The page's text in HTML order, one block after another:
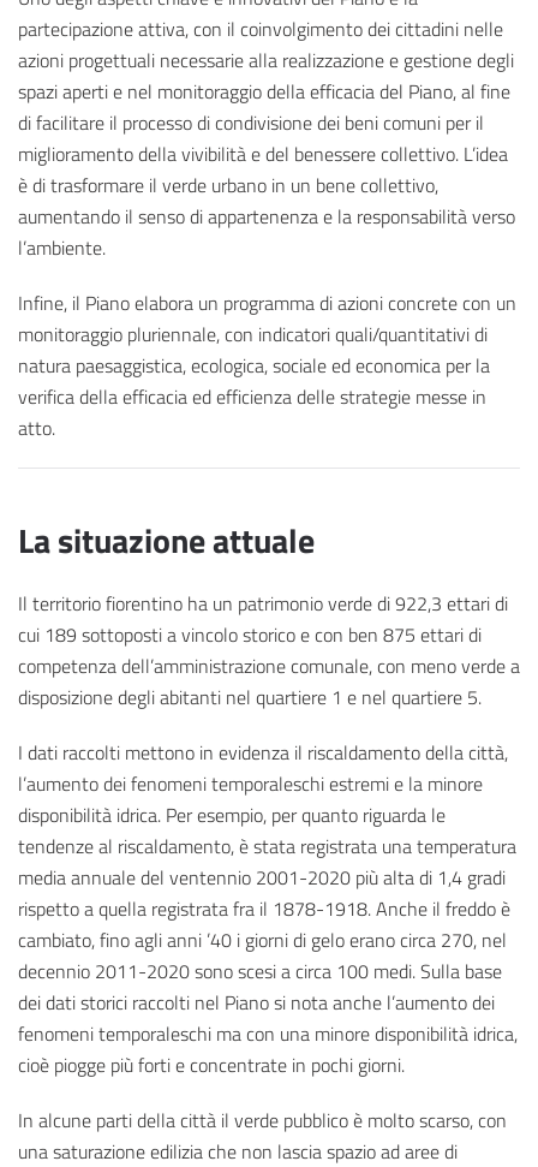
partecipazione attiva, con il coinvolgimento dei cittadini nelle
azioni progettuali necessarie alla realizzazione e gestione degli
spazi aperti e nel monitoraggio della efficacia del Piano, al fine
di facilitare il processo di condivisione dei beni comuni per il
miglioramento della vivibilità e del benessere collettivo. L’idea
è di trasformare il verde urbano in un bene collettivo,
aumentando il senso di appartenenza e la responsabilità verso
l’ambiente.
Infine, il Piano elabora un programma di azioni concrete con un
monitoraggio pluriennale, con indicatori quali/quantitativi di
natura paesaggistica, ecologica, sociale ed economica per la
verifica della efficacia ed efficienza delle strategie messe in
atto.
La situazione attuale
Il territorio fiorentino ha un patrimonio verde di 922,3 ettari di
cui 189 sottoposti a vincolo storico e con ben 875 ettari di
competenza dell’amministrazione comunale, con meno verde a
disposizione degli abitanti nel quartiere 1 e nel quartiere 5.
I dati raccolti mettono in evidenza il riscaldamento della città,
l’aumento dei fenomeni temporaleschi estremi e la minore
disponibilità idrica. Per esempio, per quanto riguarda le
tendenze al riscaldamento, è stata registrata una temperatura
media annuale del ventennio 2001-2020 più alta di 1,4 gradi
rispetto a quella registrata fra il 1878-1918. Anche il freddo è
cambiato, fino agli anni ’40 i giorni di gelo erano circa 270, nel
decennio 2011-2020 sono scesi a circa 100 medi. Sulla base
dei dati storici raccolti nel Piano si nota anche l’aumento dei
fenomeni temporaleschi ma con una minore disponibilità idrica,
cioè piogge più forti e concentrate in pochi giorni.
In alcune parti della città il verde pubblico è molto scarso, con
una saturazione edilizia che non lascia spazio ad aree di